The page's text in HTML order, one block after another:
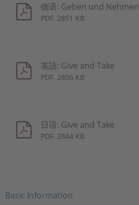
德语: Geben und Nehmen
PDF, 2851 KB
英語: Give and Take
PDF, 2806 KB
日语: Give and Take
PDF, 2884 KB
Basic Information